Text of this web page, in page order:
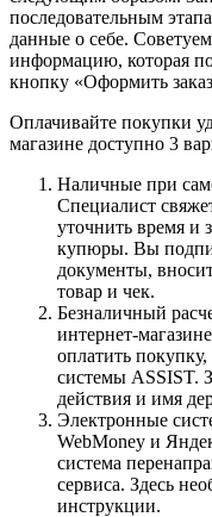
последовательным
данные о себе.
информацию, которая
кнопку «Оформить
Оплачивайте покупки
магазине доступно 3
Наличные при
Специалист
уточнить время и
купюры. Вы
документы,
товар и чек.
Безналичный
интернет-
оплатить
системы ASSIST.
действия и имя
Электронные
WebMoney и
система
сервиса. Здесь
инструкции.